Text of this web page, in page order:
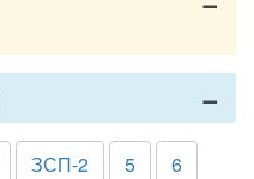
ЗСП-2 5
6